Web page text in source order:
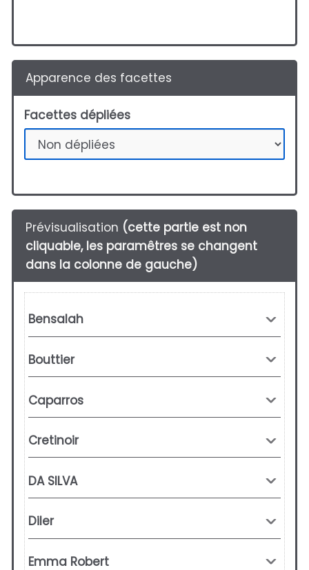
Apparence des facettes
Facettes dépliées
Prévisualisation (cette partie est non
cliquable, les paramêtres se changent
dans la colonne de gauche)